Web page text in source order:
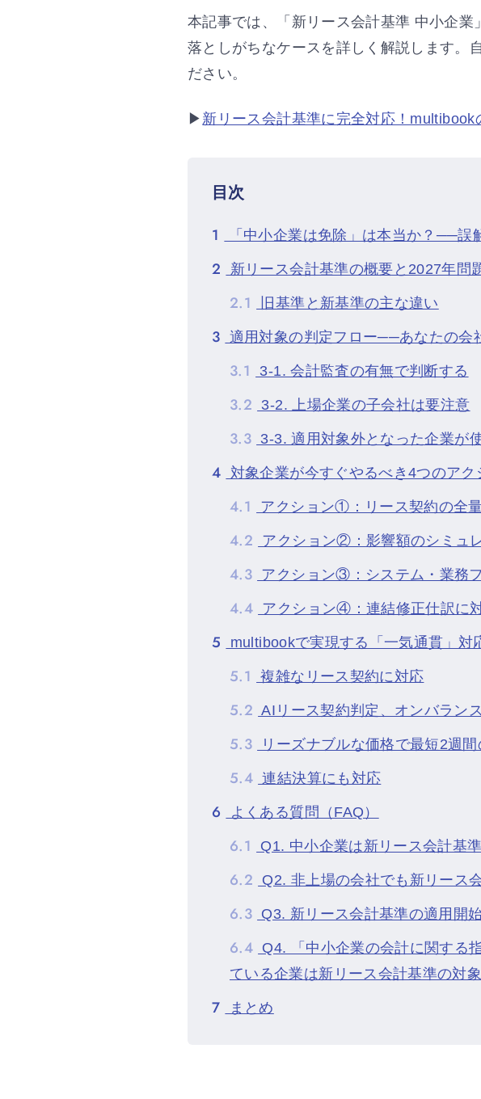
本記事では、「新リース会計基準 中小企
落としがちなケースを詳しく解説します。
ださい。
▶︎ 新リース会計基準に完全対応！
目次
1 「中小企業は免除」は本当か？──誤
2 新リース会計基準の概要と2027年問
2.1 旧基準と新基準の主な違い
3 適用対象の判定フロー──あなたの会
3.1 3-1. 会計監査の有無で判断する
3.2 3-2. 上場企業の子会社は要注意
3.3 3-3. 適用対象外となった企業が
4 対象企業が今すぐやるべき4つのアク
4.1 アクション①：リース契約の全
4.2 アクション②：影響額のシミュ
4.3 アクション③：システム・業務
4.4 アクション④：連結修正仕訳に
5 multibookで実現する「一気通貫」
5.1 複雑なリース契約に対応
5.2 AIリース契約判定、オンバラン
5.3 リーズナブルな価格で最短2週
5.4 連結決算にも対応
6 よくある質問（FAQ）
6.1 Q1. 中小企業は新リース会計基
6.2 Q2. 非上場の会社でも新リース
6.3 Q3. 新リース会計基準の適用開
6.4 Q4. 「中小企業の会計に関する
ている企業は新リース会計基準の対
7 まとめ